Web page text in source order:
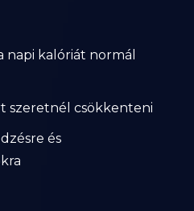
napi kalóriát normál
szeretnél csökkenteni
és